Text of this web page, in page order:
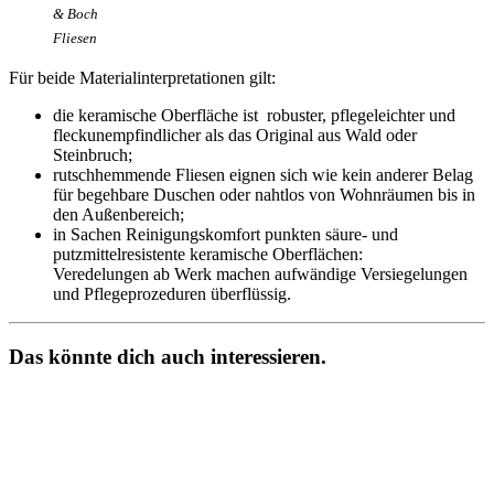
& Boch
Fliesen
Für beide Materialinterpretationen gilt:
die keramische Oberfläche ist robuster, pflegeleichter und
fleckunempfindlicher als das Original aus Wald oder
Steinbruch;
rutschhemmende Fliesen eignen sich wie kein anderer Belag
für begehbare Duschen oder nahtlos von Wohnräumen bis in
den Außenbereich;
in Sachen Reinigungskomfort punkten säure- und
putzmittelresistente keramische Oberflächen:
Veredelungen ab Werk machen aufwändige Versiegelungen
und Pflegeprozeduren überflüssig.
Das könnte dich auch interessieren.